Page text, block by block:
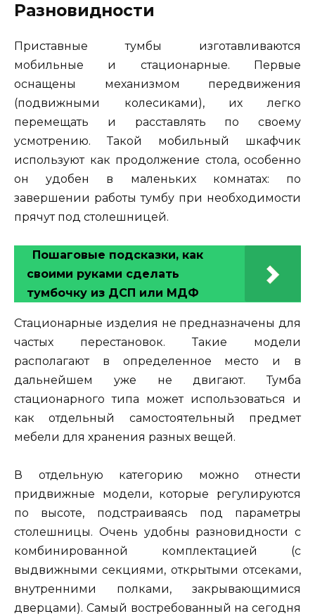
Разновидности
Приставные тумбы изготавливаются
мобильные и стационарные. Первые
оснащены механизмом передвижения
(подвижными колесиками), их легко
перемещать и расставлять по своему
усмотрению. Такой мобильный шкафчик
используют как продолжение стола, особенно
он удобен в маленьких комнатах: по
завершении работы тумбу при необходимости
прячут под столешницей.
Пошаговые подсказки, как
своими руками сделать
тумбочку из ДСП или МДФ
Стационарные изделия не предназначены для
частых перестановок. Такие модели
располагают в определенное место и в
дальнейшем уже не двигают. Тумба
стационарного типа может использоваться и
как отдельный самостоятельный предмет
мебели для хранения разных вещей.
В отдельную категорию можно отнести
придвижные модели, которые регулируются
по высоте, подстраиваясь под параметры
столешницы. Очень удобны разновидности с
комбинированной комплектацией (с
выдвижными секциями, открытыми отсеками,
внутренними полками, закрывающимися
дверцами). Самый востребованный на сегодня